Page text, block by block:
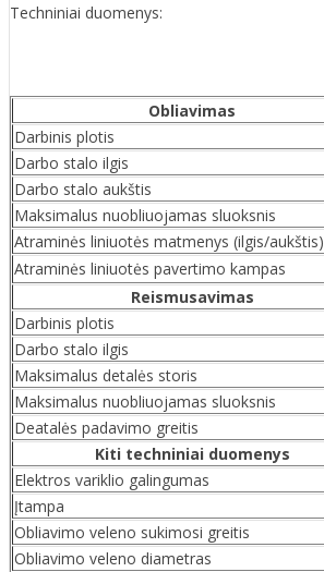
Techniniai duomenys:
Obliavimas
Darbinis plotis
Darbo stalo ilgis
Darbo stalo aukštis
Maksimalus nuobliuojamas sluoksnis
Atraminės liniuotės matmenys (ilgis/aukštis)
Atraminės liniuotės pavertimo kampas
Reismusavimas
Darbinis plotis
Darbo stalo ilgis
Maksimalus detalės storis
Maksimalus nuobliuojamas sluoksnis
Deatalės padavimo greitis
Kiti techniniai duomenys
Elektros variklio galingumas
Įtampa
Obliavimo veleno sukimosi greitis
Obliavimo veleno diametras